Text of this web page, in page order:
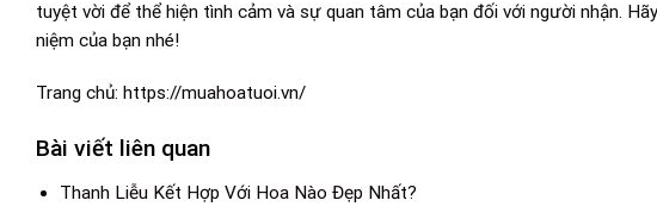
tuyệt vời để thể hiện tình cảm và sự quan tâm của bạn đối với người nhận.
niệm của bạn nhé!
Trang chủ: https://muahoatuoi.vn/
Bài viết liên quan
Thanh Liễu Kết Hợp Với Hoa Nào Đẹp Nhất?